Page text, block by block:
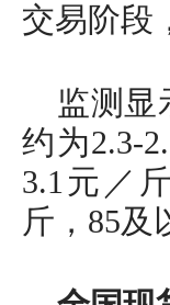
交易阶段
监测显
约为2.3-
3.1元／
斤，85及